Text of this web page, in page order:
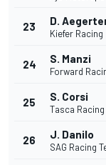
23 D.
Kiefer Racing
24 S. Manzi
Forward
25 S. Corsi
Tasca
26 J. Danilo
SAG Racing